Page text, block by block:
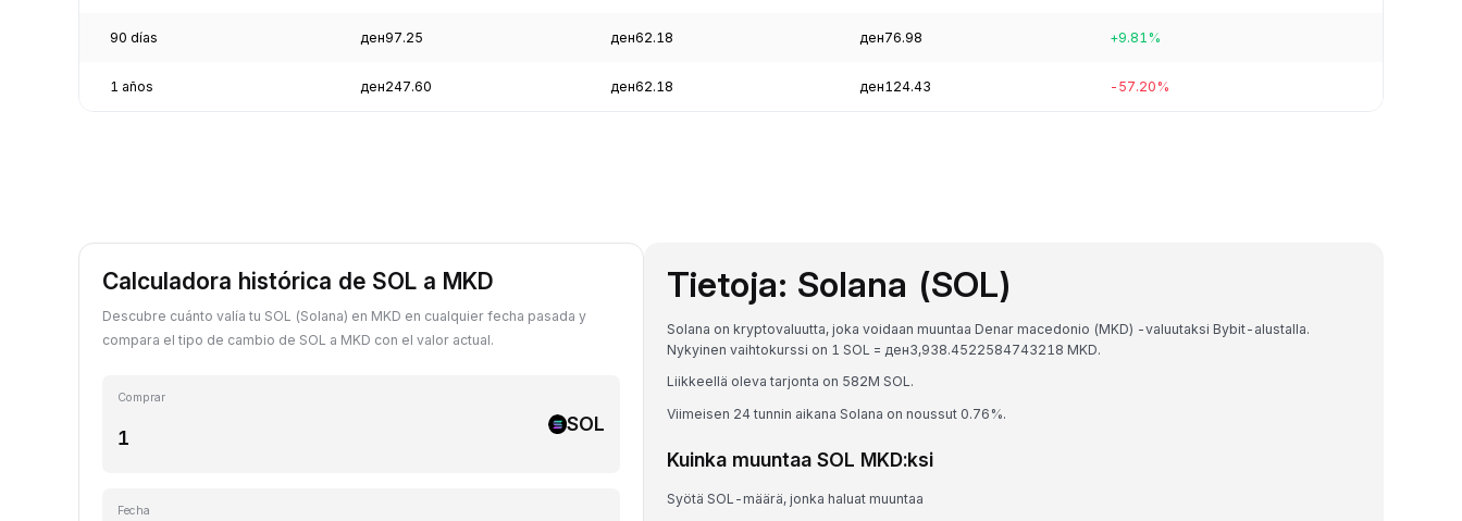
90 días ден97.25 ден62.18 ден76.98 +9.81%
1 años ден247.60 ден62.18 ден124.43 -57.20%
Calculadora histórica de SOL a MKD
Descubre cuánto valía tu SOL (Solana) en MKD en cualquier fecha pasada y
compara el tipo de cambio de SOL a MKD con el valor actual.
Comprar
SOL
Fecha
Tietoja: Solana (SOL)
Solana on kryptovaluutta, joka voidaan muuntaa Denar macedonio (MKD) -valuutaksi Bybit-alustalla.
Nykyinen vaihtokurssi on 1 SOL = ден3,938.4522584743218 MKD.
Liikkeellä oleva tarjonta on 582M SOL.
Viimeisen 24 tunnin aikana Solana on noussut 0.76%.
Kuinka muuntaa SOL MKD:ksi
Syötä SOL-määrä, jonka haluat muuntaa